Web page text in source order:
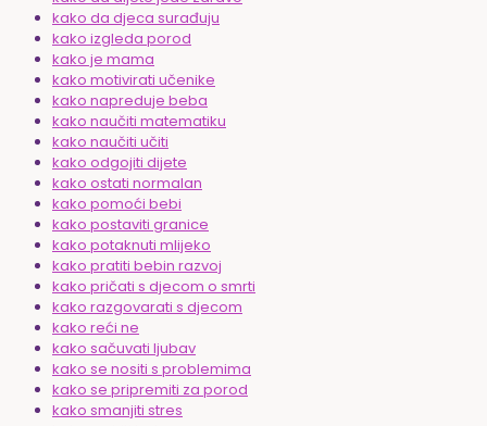
kako da djeca surađuju
kako izgleda porod
kako je mama
kako motivirati učenike
kako napreduje beba
kako naučiti matematiku
kako naučiti učiti
kako odgojiti dijete
kako ostati normalan
kako pomoći bebi
kako postaviti granice
kako potaknuti mlijeko
kako pratiti bebin razvoj
kako pričati s djecom o smrti
kako razgovarati s djecom
kako reći ne
kako sačuvati ljubav
kako se nositi s problemima
kako se pripremiti za porod
kako smanjiti stres